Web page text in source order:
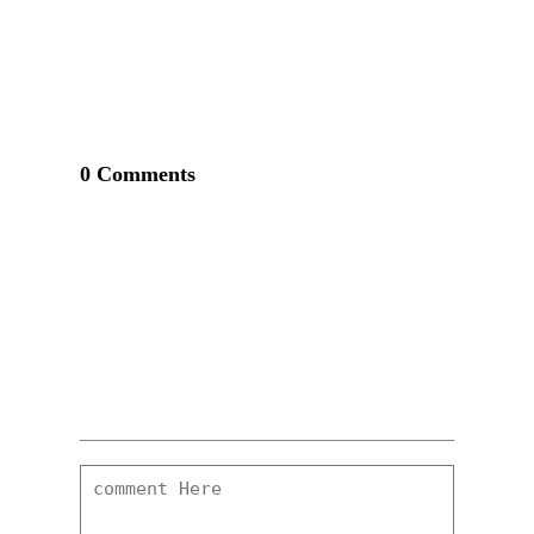
0 Comments